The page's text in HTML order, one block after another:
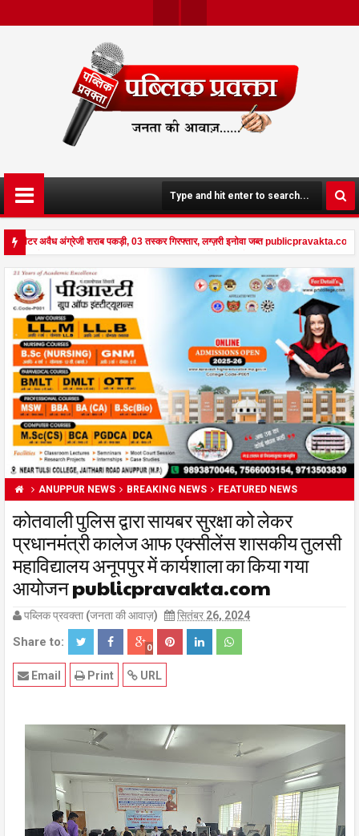
Ter
Boo
K
लीटर अवैध अंग्रेजी शराब पकड़ी, 03 तस्कर गिरफ्तार, लग्ज़री इनोवा जब्त publicpravakta.com
व नौकरानी का मिला रक्तरंजित शव, पत्नी गंभीर घायल में मेडिकल रेफर publicpravakta.com
ANUPPUR NEWS BREAKING NEWS FEATURED NEWS
कोतवाली पुलिस द्वारा सायबर सुरक्षा को लेकर
प्रधानमंत्री कालेज आफ एक्सीलेंस शासकीय तुलसी
महाविद्यालय अनूपपुर में कार्यशाला का किया गया
आयोजन publicpravakta.com
पब्लिक प्रवक्ता (जनता की आवाज़) सितंबर 26, 2024
Share to: 0
URL
Print
Email